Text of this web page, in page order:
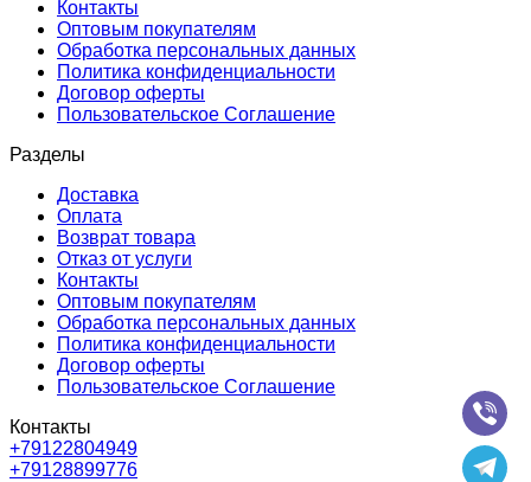
Контакты
Оптовым покупателям
Обработка персональных данных
Политика конфиденциальности
Договор оферты
Пользовательское Соглашение
Разделы
Доставка
Оплата
Возврат товара
Отказ от услуги
Контакты
Оптовым покупателям
Обработка персональных данных
Политика конфиденциальности
Договор оферты
Пользовательское Соглашение
Контакты
+79122804949
+79128899776